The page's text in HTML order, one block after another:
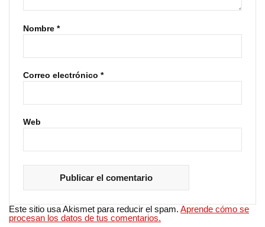
Nombre *
Correo electrónico *
Web
Este sitio usa Akismet para reducir el spam.Aprende cómo se
procesan los datos de tus comentarios.